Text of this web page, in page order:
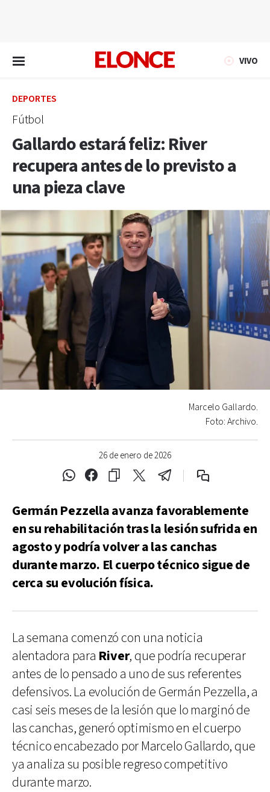
VIVO
DEPORTES
Fútbol
Gallardo estará feliz: River
recupera antes de lo previsto a
una pieza clave
26 de enero de 2026
Marcelo Gallardo.
Foto: Archivo.
Germán Pezzella avanza favorablemente
en su rehabilitación tras la lesión sufrida en
agosto y podría volver a las canchas
durante marzo. El cuerpo técnico sigue de
cerca su evolución física.
La semana comenzó con una noticia
alentadora para River, que podría recuperar
antes de lo pensado a uno de sus referentes
defensivos. La evolución de Germán Pezzella, a
casi seis meses de la lesión que lo marginó de
las canchas, generó optimismo en el cuerpo
técnico encabezado por Marcelo Gallardo, que
ya analiza su posible regreso competitivo
durante marzo.